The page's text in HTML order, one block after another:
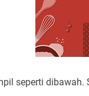
seperti dibawah.